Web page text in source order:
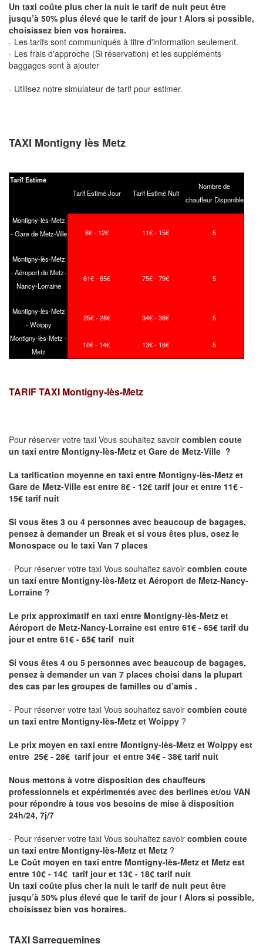
Un taxi coûte plus cher la nuit le tarif de nuit peut être
jusqu’à 50% plus élevé que le tarif de jour ! Alors si possible,
choisissez bien vos horaires.
- Les tarifs sont communiqués à titre d'information seulement.
- Les frais d'approche (Si réservation) et les suppléments
baggages sont à ajouter
- Utilisez notre simulateur de tarif pour estimer.
TAXI Montigny lès Metz
Tarif Estimé
Tarif Estimé Jour
Tarif Estimé Nuit
Nombre de
chauffeur Disponible
Montigny-lès-Metz
- Gare de Metz-Ville
8€ - 12€ 11€ - 15€ 5
Montigny-lès-Metz
- Aéroport de Metz-
Nancy-Lorraine
61€ - 65€ 75€ - 79€ 5
Montigny-lès-Metz
- Woippy
25€ - 28€ 34€ - 38€ 5
Montigny-lès-Metz -
Metz
10€ - 14€ 13€ - 18€ 5
TARIF TAXI Montigny-lès-Metz
Pour réserver votre taxi Vous souhaitez savoir combien coute
un taxi entre Montigny-lès-Metz et Gare de Metz-Ville ?
La tarification moyenne en taxi entre Montigny-lès-Metz et
Gare de Metz-Ville est entre 8€ - 12€ tarif jour et entre 11€ -
15€ tarif nuit
Si vous êtes 3 ou 4 personnes avec beaucoup de bagages,
pensez à demander un Break et si vous êtes plus, osez le
Monospace ou le taxi Van 7 places
- Pour réserver votre taxi Vous souhaitez savoir combien coute
un taxi entre Montigny-lès-Metz et Aéroport de Metz-Nancy-
Lorraine ?
Le prix approximatif en taxi entre Montigny-lès-Metz et
Aéroport de Metz-Nancy-Lorraine est entre 61€ - 65€ tarif du
jour et entre 61€ - 65€ tarif nuit
Si vous êtes 4 ou 5 personnes avec beaucoup de bagages,
pensez à demander un van 7 places choisi dans la plupart
des cas par les groupes de familles ou d’amis .
- Pour réserver votre taxi Vous souhaitez savoir combien coute
un taxi entre Montigny-lès-Metz et Woippy ?
Le prix moyen en taxi entre Montigny-lès-Metz et Woippy est
entre 25€ - 28€ tarif jour et entre 34€ - 38€ tarif nuit
Nous mettons à votre disposition des chauffeurs
professionnels et expérimentés avec des berlines et/ou VAN
pour répondre à tous vos besoins de mise à disposition
24h/24, 7j/7
- Pour réserver votre taxi Vous souhaitez savoir combien coute
un taxi entre Montigny-lès-Metz et Metz ?
Le Coût moyen en taxi entre Montigny-lès-Metz et Metz est
entre 10€ - 14€ tarif jour et 13€ - 18€ tarif nuit
Un taxi coûte plus cher la nuit le tarif de nuit peut être
jusqu’à 50% plus élevé que le tarif de jour ! Alors si possible,
choisissez bien vos horaires.
TAXI Sarreguemines